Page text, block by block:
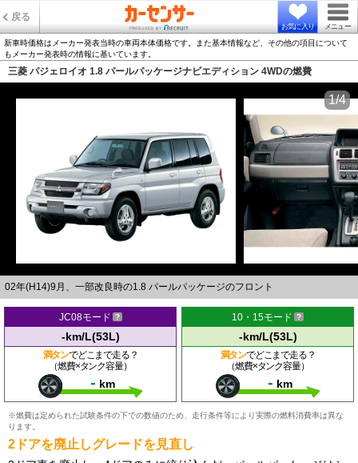
戻る
お気に入り メニュー
新車時価格はメーカー発表当時の車両本体価格です。また基本情報など、その他の項目について
もメーカー発表時の情報に基いています。
三菱 パジェロイオ 1.8 パールパッケージナビエディション 4WDの燃費
02年(H14)9月、一部改良時の1.8 パールパッケージのフロント
1/4
JC08モード
-km/L(53L)
満タンでどこまで走る？
（燃費×タンク容量）
- km
10・15モード
-km/L(53L)
満タンでどこまで走る？
（燃費×タンク容量）
- km
※燃費は定められた試験条件の下での数値のため、走行条件等により実際の燃料消費率は異な
ります。
2ドアを廃止しグレードを見直し